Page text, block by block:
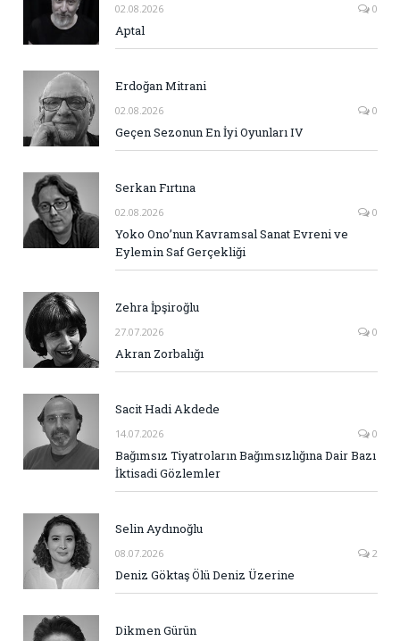
02.08.2026 0
Aptal
Erdoğan Mitrani
02.08.2026 0
Geçen Sezonun En İyi Oyunları IV
Serkan Fırtına
02.08.2026 0
Yoko Ono’nun Kavramsal Sanat Evreni ve
Eylemin Saf Gerçekliği
Zehra İpşiroğlu
27.07.2026 0
Akran Zorbalığı
Sacit Hadi Akdede
14.07.2026 0
Bağımsız Tiyatroların Bağımsızlığına Dair Bazı
İktisadi Gözlemler
Selin Aydınoğlu
08.07.2026 2
Deniz Göktaş Ölü Deniz Üzerine
Dikmen Gürün